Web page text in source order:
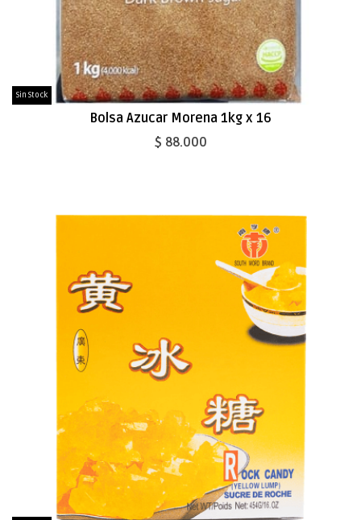
Sin Stock
Bolsa Azucar Morena 1kg x 16
$ 88.000